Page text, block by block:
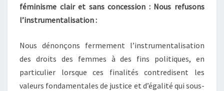
féminisme clair et sans concession : Nous refusons
l’instrumentalisation :
Nous dénonçons fermement l’instrumentalisation
des droits des femmes à des fins politiques, en
particulier lorsque ces finalités contredisent les
valeurs fondamentales de justice et d’égalité qui sous-